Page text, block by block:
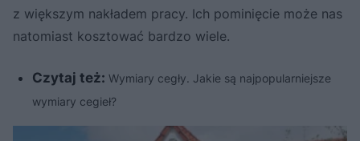
z większym nakładem pracy. Ich pominięcie może nas
natomiast kosztować bardzo wiele.
Czytaj też: Wymiary cegły. Jakie są najpopularniejsze
wymiary cegieł?